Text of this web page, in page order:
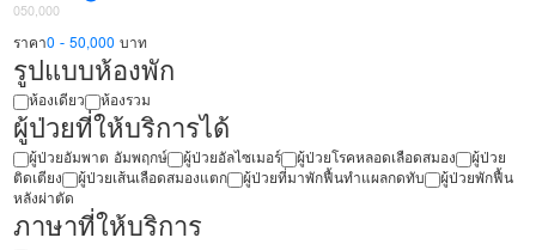
050,000
ราคา0 - 50,000 บาท
รูปแบบห้องพัก
ห้องเดียว ห้องรวม
ผู้ป่วยที่ให้บริการได้
ผู้ป่วยอัมพาต อัมพฤกษ์ ผู้ป่วยอัลไซเมอร์ ผู้ป่วยโรคหลอดเลือดสมอง
ผู้ป่วย
ติดเตียง
ผู้ป่วยเส้นเลือดสมองแตก ผู้ป่วยที่มาพักฟื้นทำแผลกดทับ
ผู้ป่วยพักฟื้น
หลังผ่าตัด
ภาษาที่ให้บริการ